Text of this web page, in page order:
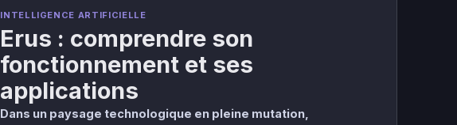
INTELLIGENCE ARTIFICIELLE
Erus : comprendre son
fonctionnement et ses
applications
Dans un paysage technologique en pleine mutation,